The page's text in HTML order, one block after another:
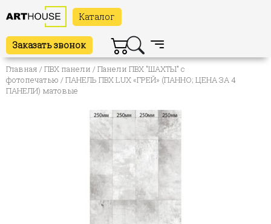
Каталог
Заказать звонок
Главная /ПВХ панели /Панели ПВХ "ШАХТЫ" с
фотопечатью / ПАНЕЛЬ ПВХ LUX «ГРЕЙ» (ПАННО; ЦЕНА ЗА 4
ПАНЕЛИ) матовые